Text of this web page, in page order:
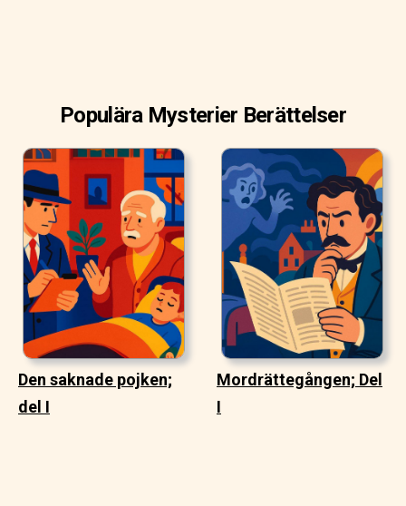
Populära Mysterier Berättelser
Den saknade pojken;
del I
Mordrättegången; Del
I